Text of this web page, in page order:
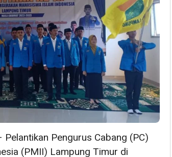
Pelantikan Pengurus Cabang (PC)
(PMII) Lampung Timur di